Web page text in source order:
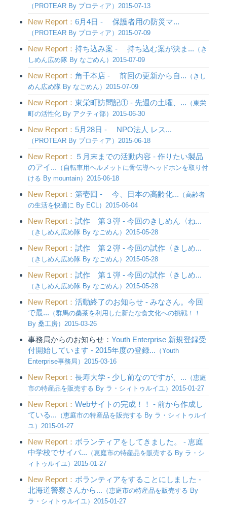
（PROTEAR By プロティア）2015-07-13
New Report： 6月4日 - 保護者用の防災マ...
（PROTEAR By プロティア）2015-07-09
New Report： 持ち込み案 - 持ち込む案が決ま... （き
しめん広め隊 By なごめん）2015-07-09
New Report： 角千本店 - 前回の更新から自... （きし
めん広め隊 By なごめん）2015-07-09
New Report： 東栄町訪問記① - 先週の土曜、... （東栄
町の活性化 By アクティ部）2015-06-30
New Report： 5月28日 - NPO法人 レス...
（PROTEAR By プロティア）2015-06-18
New Report： ５月末までの活動内容 - 作りたい製品
のアイ... （自転車用ヘルメットに骨伝導ヘッドホンを取り付
ける By mountain）2015-06-18
New Report： 第壱回 - 今、日本の高齢化... （高齢者
の生活を快適に By ECL）2015-06-04
New Report： 試作 第３弾 - 今回のきしめん〈ね...
（きしめん広め隊 By なごめん）2015-05-28
New Report： 試作 第２弾 - 今回の試作〈きしめ...
（きしめん広め隊 By なごめん）2015-05-28
New Report： 試作 第１弾 - 今回の試作〈きしめ...
（きしめん広め隊 By なごめん）2015-05-28
New Report： 活動終了のお知らせ - みなさん。今回
で最... （群馬の桑茶を利用した新たな食文化への挑戦！！
By 桑工房）2015-03-26
事務局からのお知らせ： Youth Enterprise 新規登録受
付開始しています - 2015年度の登録... （Youth
Enterprise事務局）2015-03-16
New Report： 長寿大学 - 少し前なのですが、... （恵庭
市の特産品を販売する By ラ・シィトゥルイユ）2015-01-27
New Report： Webサイトの完成！！ - 前から作成し
ている... （恵庭市の特産品を販売する By ラ・シィトゥルイ
ユ）2015-01-27
New Report： ボランティアをしてきました。 - 恵庭
中学校でサイバ... （恵庭市の特産品を販売する By ラ・シ
ィトゥルイユ）2015-01-27
New Report： ボランティアをすることにしました -
北海道警察さんから... （恵庭市の特産品を販売する By
ラ・シィトゥルイユ）2015-01-27